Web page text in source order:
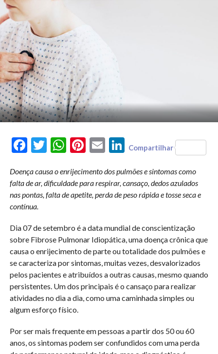
FacebookTwitterWhatsAppPinterest
Email LinkedIn
Compartilhar
Doença causa o enrijecimento dos pulmões e sintomas como
falta de ar, dificuldade para respirar, cansaço, dedos azulados
nas pontas, falta de apetite, perda de peso rápida e tosse seca e
contínua.
Dia 07 de setembro é a data mundial de conscientização
sobre Fibrose Pulmonar Idiopática, uma doença crônica que
causa o enrijecimento de parte ou totalidade dos pulmões e
se caracteriza por sintomas, muitas vezes, desvalorizados
pelos pacientes e atribuídos a outras causas, mesmo quando
persistentes. Um dos principais é o cansaço para realizar
atividades no dia a dia, como uma caminhada simples ou
algum esforço físico.
Por ser mais frequente em pessoas a partir dos 50 ou 60
anos, os sintomas podem ser confundidos com uma perda